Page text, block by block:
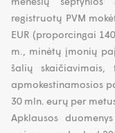
registruotų PVM
EUR (proporcingai
m., minėtų įmonių
šalių
apmokestinamosios
30 mln. eurų per
Apklausos